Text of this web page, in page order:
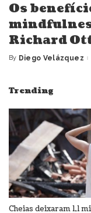
Os
Richard
Posted
By Diego Velázquez
Trending
Cheias deixaram 1,1